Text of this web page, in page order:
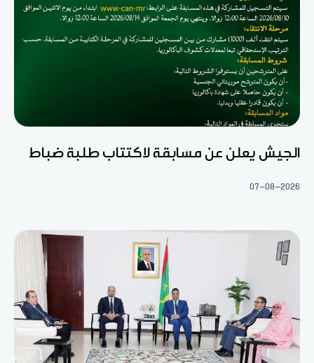
الجيش يعلن عن مسابقة لاكتتاب طلبة ضباط
07-08-2026